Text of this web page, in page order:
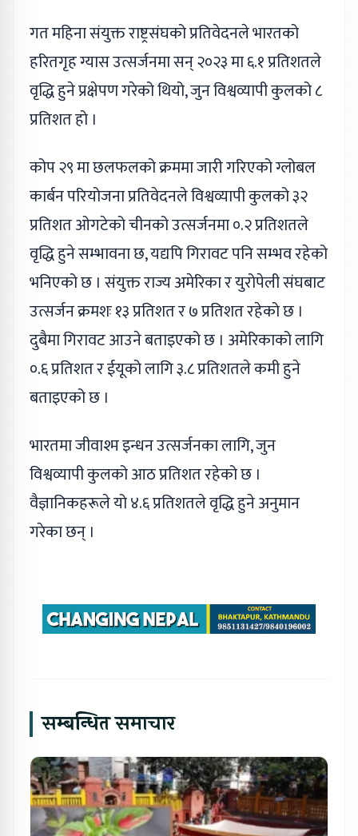
गत महिना संयुक्त राष्ट्रसंघको प्रतिवेदनले भारतको
हरितगृह ग्यास उत्सर्जनमा सन् २०२३ मा ६.१ प्रतिशतले
वृद्धि हुने प्रक्षेपण गरेको थियो, जुन विश्वव्यापी कुलको ८
प्रतिशत हो ।
कोप २९ मा छलफलको क्रममा जारी गरिएको ग्लोबल
कार्बन परियोजना प्रतिवेदनले विश्वव्यापी कुलको ३२
प्रतिशत ओगटेको चीनको उत्सर्जनमा ०.२ प्रतिशतले
वृद्धि हुने सम्भावना छ, यद्यपि गिरावट पनि सम्भव रहेको
भनिएको छ । संयुक्त राज्य अमेरिका र युरोपेली संघबाट
उत्सर्जन क्रमशः १३ प्रतिशत र ७ प्रतिशत रहेको छ ।
दुबैमा गिरावट आउने बताइएको छ । अमेरिकाको लागि
०.६ प्रतिशत र ईयूको लागि ३.८ प्रतिशतले कमी हुने
बताइएको छ ।
भारतमा जीवाश्म इन्धन उत्सर्जनका लागि, जुन
विश्वव्यापी कुलको आठ प्रतिशत रहेको छ ।
वैज्ञानिकहरूले यो ४.६ प्रतिशतले वृद्धि हुने अनुमान
गरेका छन् ।
सम्बन्धित समाचार